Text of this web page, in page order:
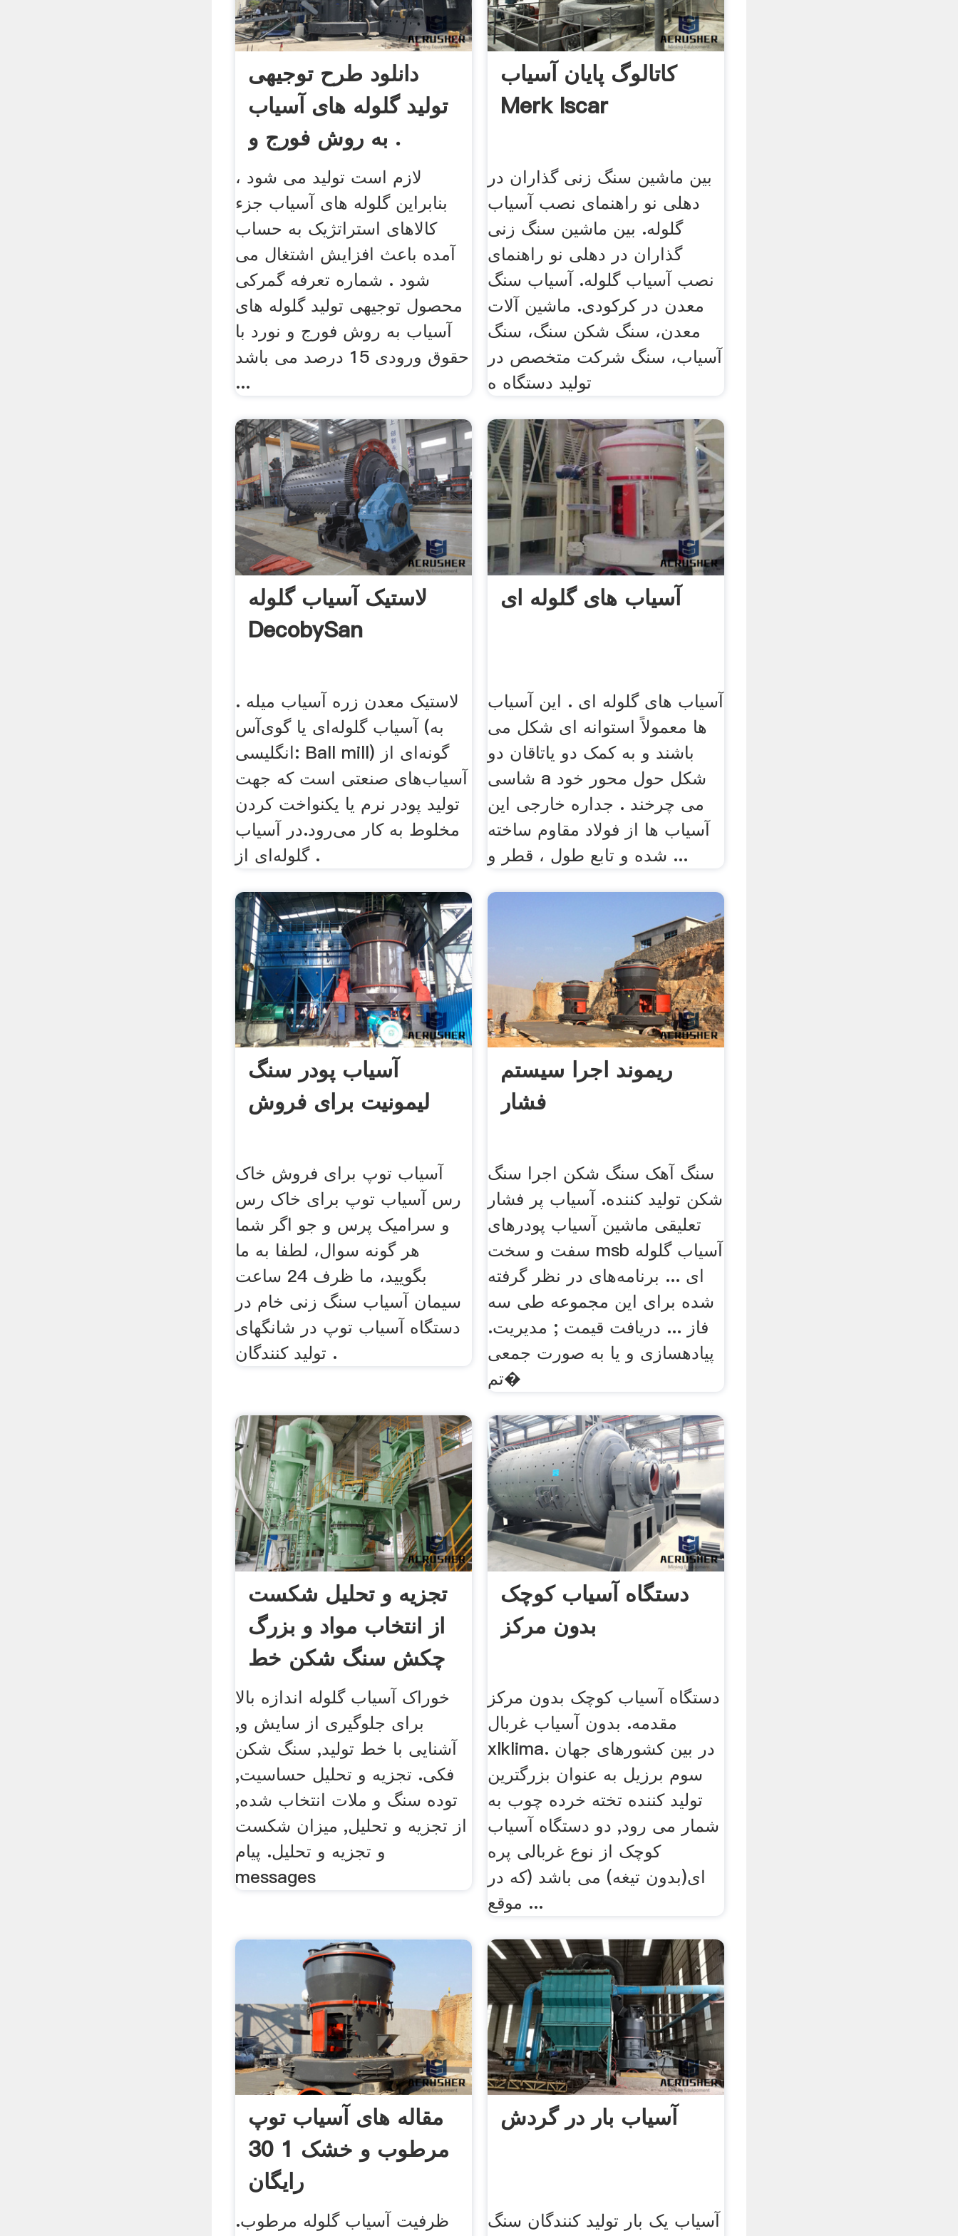
دانلود طرح توجیهی
تولید گلوله های آسیاب
به روش فورج و .
لازم است تولید می شود ،
بنابراین گلوله های آسیاب جزء
کالاهای استراتژیک به حساب
آمده باعث افزایش اشتغال می
شود . شماره تعرفه گمرکی
محصول توجیهی تولید گلوله های
آسیاب به روش فورج و نورد با
حقوق ورودی 15 درصد می باشد
...
کاتالوگ پایان آسیاب
Merk Iscar
بین ماشین سنگ زنی گذاران در
دهلی نو راهنمای نصب آسیاب
گلوله. بین ماشین سنگ زنی
گذاران در دهلی نو راهنمای
نصب آسیاب گلوله. آسیاب سنگ
معدن در کرکودی. ماشین آلات
معدن، سنگ شکن سنگ، سنگ
آسیاب، سنگ شرکت متخصص در
تولید دستگاه ه
لاستیک آسیاب گلوله
DecobySan
لاستیک معدن زره آسیاب میله .
آسیاب گلوله‌ای یا گوی‌آس (به
انگلیسی: Ball mill) گونه‌ای از
آسیاب‌های صنعتی است که جهت
تولید پودر نرم یا یکنواخت کردن
مخلوط به کار می‌رود.در آسیاب
گلوله‌ای از .
آسیاب های گلوله ای
آسیاب های گلوله ای . این آسیاب
ها معمولاً استوانه ای شکل می
باشند و به کمک دو یاتاقان دو
شاسی a شکل حول محور خود
می چرخند . جداره خارجی این
آسیاب ها از فولاد مقاوم ساخته
شده و تابع طول ، قطر و ...
آسیاب پودر سنگ
لیمونیت برای فروش
آسیاب توپ برای فروش خاک
رس آسیاب توپ برای خاک رس
و سرامیک پرس و جو اگر شما
هر گونه سوال، لطفا به ما
بگویید، ما ظرف 24 ساعت
سیمان آسیاب سنگ زنی خام در
دستگاه آسیاب توپ در شانگهای
تولید کنندگان .
ریموند اجرا سیستم
فشار
سنگ آهک سنگ شکن اجرا سنگ
شکن تولید کننده. آسیاب پر فشار
تعلیقی ماشین آسیاب پودرهای
سفت و سخت msb آسیاب گلوله
ای ... برنامه‌های در نظر گرفته
شده برای این مجموعه طی سه
فاز ... دریافت قیمت ; مدیریت.
پیادهسازی و یا به صورت جمعی
تم�
تجزیه و تحلیل شکست
از انتخاب مواد و بزرگ
چکش سنگ شکن خط
خوراک آسیاب گلوله اندازه بالا
برای جلوگیری از سایش و,
آشنایی با خط تولید, سنگ شکن
فکی. تجزیه و تحلیل حساسیت,
توده سنگ و ملات انتخاب شده,
از تجزیه و تحلیل, میزان شکست
و تجزیه و تحلیل. ‫پیام
messages
دستگاه آسیاب کوچک
بدون مرکز
دستگاه آسیاب کوچک بدون مرکز
مقدمه. بدون آسیاب غربال
xlklima. در بین کشورهای جهان
سوم برزیل به عنوان بزرگترین
تولید کننده تخته خرده چوب به
شمار می رود, دو دستگاه آسیاب
کوچک از نوع غربالی پره
ای(بدون تیغه) می باشد (که در
موقع ...
مقاله های آسیاب توپ
مرطوب و خشک 1 30
رایگان
ظرفیت آسیاب گلوله مرطوب.
آسیاب بار در گردش
آسیاب یک بار تولید کنندگان سنگ